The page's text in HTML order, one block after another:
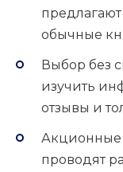
обычные
Выбор без
изучить
отзывы и
Акционные
проводят